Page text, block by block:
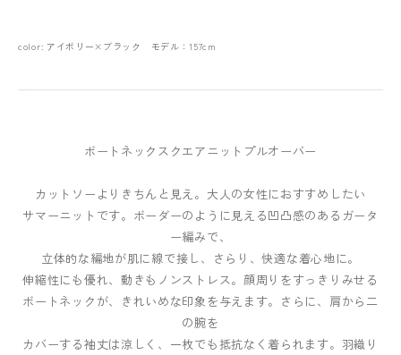
color: アイボリー×ブラック モデル：157cm
ボートネックスクエアニットプルオーバー
カットソーよりきちんと見え。大人の女性におすすめしたい
サマーニットです。ボーダーのように見える凹凸感のあるガータ
ー編みで、
立体的な編地が肌に線で接し、さらり、快適な着心地に。
伸縮性にも優れ、動きもノンストレス。顔周りをすっきりみせる
ボートネックが、きれいめな印象を与えます。さらに、肩から二
の腕を
カバーする袖丈は涼しく、一枚でも抵抗なく着られます。羽織り